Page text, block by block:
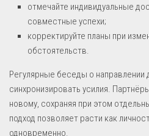
отмечайте индивидуальные
совместные успехи;
корректируйте планы при
обстоятельств.
Регулярные беседы о
синхронизировать усилия.
новому, сохраняя при этом
подход позволяет расти как
одновременно.